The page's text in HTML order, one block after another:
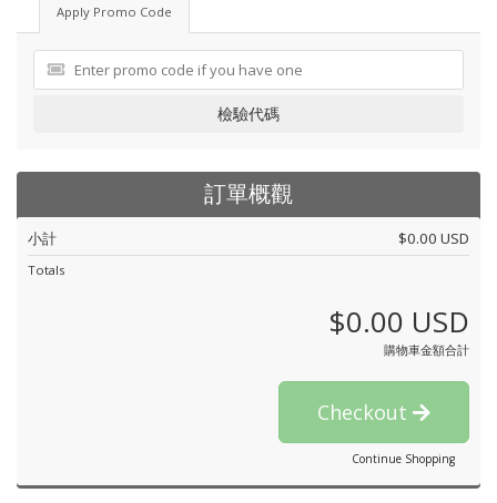
Apply Promo Code
檢驗代碼
訂單概觀
小計 $0.00 USD
Totals
$0.00 USD
購物車金額合計
Checkout
Continue Shopping